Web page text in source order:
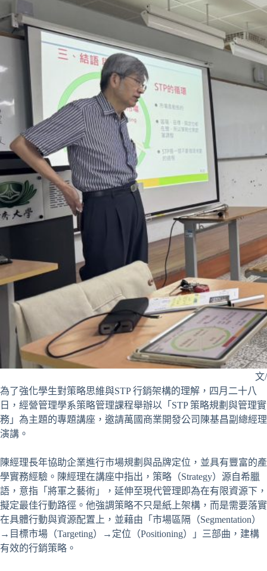
文
為了強化學生對策略思維與STP 行銷架構的理解，四月二十八
日，經營管理學系策略管理課程舉辦以「STP 策略規劃與管理實
務」為主題的專題講座，邀請萬國商業開發公司陳基昌副總經理
演講。
陳經理長年協助企業進行市場規劃與品牌定位，並具有豐富的產
學實務經驗。陳經理在講座中指出，策略（Strategy）源自希臘
語，意指「將軍之藝術」，延伸至現代管理即為在有限資源下，
擬定最佳行動路徑。他強調策略不只是紙上架構，而是需要落實
在具體行動與資源配置上，並藉由「市場區隔（Segmentation）
→目標市場（Targeting）→定位（Positioning）」三部曲，建構
有效的行銷策略。